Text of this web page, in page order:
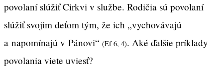
povolaní slúžiť Cirkvi v službe. Rodičia sú povolaní
slúžiť svojim deťom tým, že ich „vychovávajú
a napomínajú v Pánovi“ (Ef 6, 4). Aké ďalšie príklady
povolania viete uviesť?